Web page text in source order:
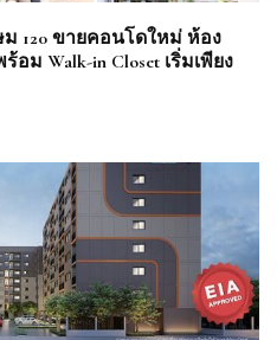
120 ขายคอนโดใหม่ ห้อง
อม Walk-in Closet เริ่มเพียง